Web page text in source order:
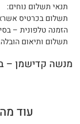
תנאי תשלום נוחים:
תשלום בכרטיס אשראי עד 6 תשלומים
הזמנה טלפונית –
תשלום ותיאום
מנשה קדישמן –
עוד